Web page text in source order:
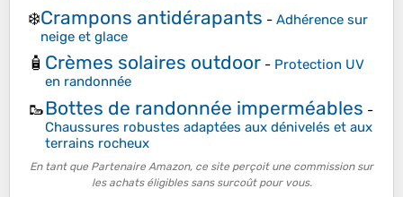
❄️Crampons antidérapants - Adhérence sur
neige et glace
🧴 Crèmes solaires outdoor - Protection UV
en randonnée
🥾Bottes de randonnée imperméables -
Chaussures robustes adaptées aux dénivelés et aux
terrains rocheux
En tant que Partenaire Amazon, ce site perçoit une commission sur
les achats éligibles sans surcoût pour vous.